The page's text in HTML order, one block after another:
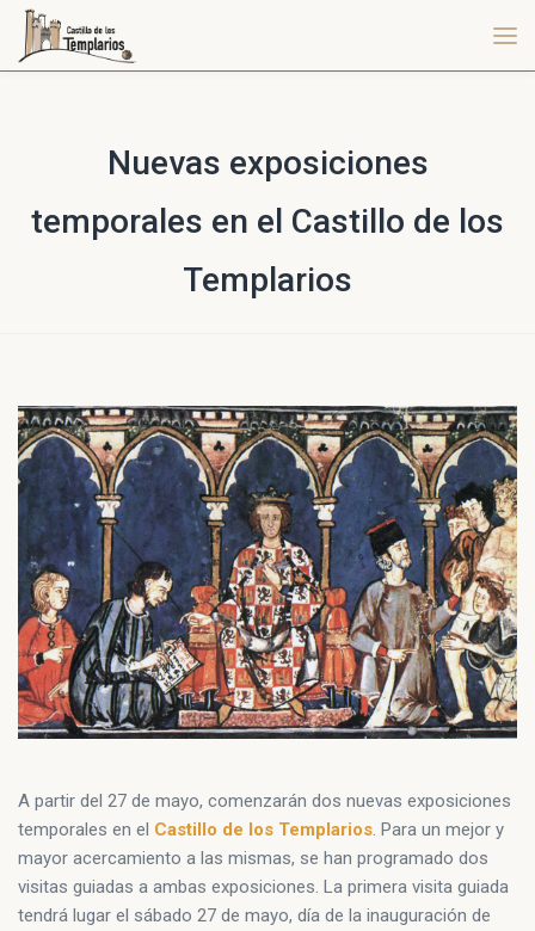
Nuevas exposiciones
temporales en el Castillo de los
Templarios
A partir del 27 de mayo, comenzarán dos nuevas exposiciones
temporales en el Castillo de los Templarios. Para un mejor y
mayor acercamiento a las mismas, se han programado dos
visitas guiadas a ambas exposiciones. La primera visita guiada
tendrá lugar el sábado 27 de mayo, día de la inauguración de